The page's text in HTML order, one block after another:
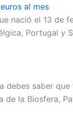
al mes
nació el 13 de
Portugal y
debes saber
de la Biosfera,